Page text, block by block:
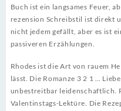
Buch ist ein langsames Feuer,
rezension Schreibstil ist direkt
nicht jedem gefällt, aber es ist
passiveren Erzählungen.
Rhodes ist die Art von rauem
lässt. Die Romanze 3 2 1 …
unbestreitbar leidenschaftlich.
Valentinstags-Lektüre. Die